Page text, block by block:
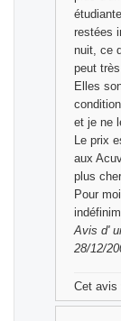
restées
nuit, ce
peut
Elles
et je ne
Le prix
aux
plus
Pour
Avis d'
28/12/
Cet avis